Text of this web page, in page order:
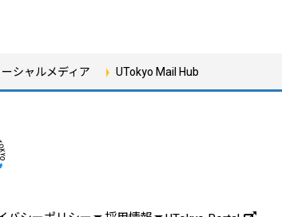
ーシャルメディア UTokyo Mail Hub